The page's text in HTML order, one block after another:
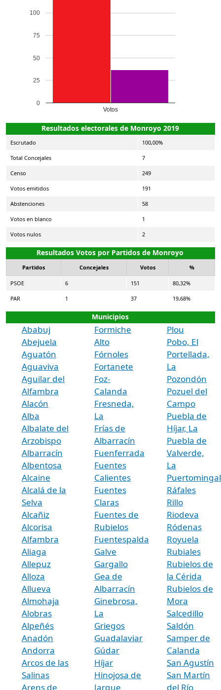
Votos
0
25
50
75
100
Resultados electorales de Monroyo 2019
Escrutado 100,00%
Total Concejales 7
Censo 249
Votos emitidos 191
Abstenciones 58
Votos en blanco 1
Votos nulos 2
Resultados Votos por Partidos de Monroyo
Partidos Concejales Votos %
PSOE 6 151 80,32%
PAR 1 37 19,68%
Municipios
Ababuj
Abejuela
Aguatón
Aguaviva
Aguilar del
Alfambra
Alacón
Alba
Albalate del
Arzobispo
Albarracín
Albentosa
Alcaine
Alcalá de la
Selva
Alcañiz
Alcorisa
Alfambra
Aliaga
Allepuz
Alloza
Allueva
Almohaja
Alobras
Alpeñés
Anadón
Andorra
Arcos de las
Salinas
Arens de
Formiche
Alto
Fórnoles
Fortanete
Foz-
Calanda
Fresneda,
La
Frías de
Albarracín
Fuenferrada
Fuentes
Calientes
Fuentes
Claras
Fuentes de
Rubielos
Fuentespalda
Galve
Gargallo
Gea de
Albarracín
Ginebrosa,
La
Griegos
Guadalaviar
Gúdar
Híjar
Hinojosa de
Jarque
Plou
Pobo, El
Portellada,
La
Pozondón
Pozuel del
Campo
Puebla de
Híjar, La
Puebla de
Valverde,
La
Ráfales
Rillo
Riodeva
Ródenas
Royuela
Rubiales
Rubielos de
la Cérida
Rubielos de
Mora
Salcedillo
Saldón
Samper de
Calanda
San Agustín
San Martín
del Río